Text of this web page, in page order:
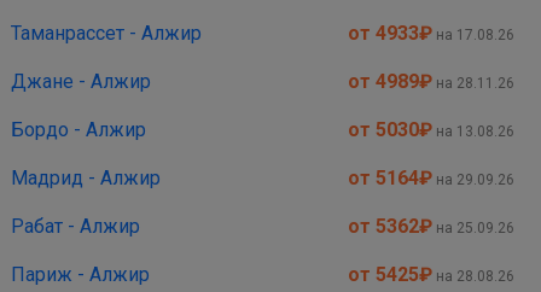
Таманрассет - Алжир от 4933₽ на 17.08.26
Джане - Алжир от 4989₽ на 28.11.26
Бордо - Алжир от 5030₽ на 13.08.26
Мадрид - Алжир от 5164₽ на 29.09.26
Рабат - Алжир от 5362₽ на 25.09.26
Париж - Алжир от 5425₽ на 28.08.26